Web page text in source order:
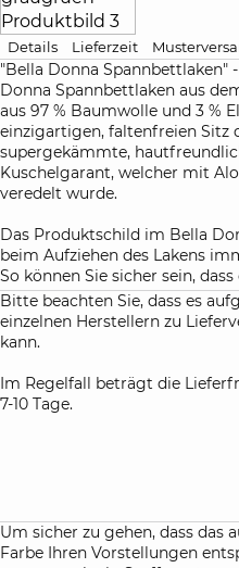
Details Lieferzeit
"Bella Donna Spannbettlaken"
Donna Spannbettlaken aus
aus 97 % Baumwolle und 3 %
einzigartigen, faltenfreien Sitz
supergekämmte,
Kuschelgarant, welcher mit
veredelt wurde.
Das Produktschild im Bella
beim Aufziehen des Lakens
So können Sie sicher sein,
aufgezogen ist.
Diese Bettlaken sind
finden Sie das passende
Boxspringbett.
kleines Hand-Muster zu, damit
Qualität des Stoffes
Bitte beachten Sie, dass es
einzelnen Herstellern zu
kann.
Im Regelfall beträgt die
7-10 Tage.
Um sicher zu gehen, dass das
Farbe Ihren Vorstellungen